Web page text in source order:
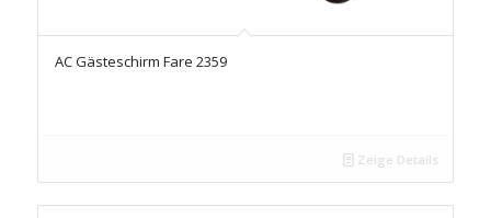
AC Gästeschirm Fare 2359
Zeige Details